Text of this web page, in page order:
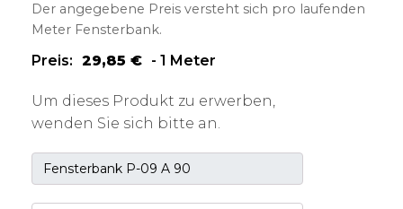
Der angegebene Preis versteht sich pro laufenden
Meter Fensterbank.
Preis: 29,85 € - 1 Meter
Um dieses Produkt zu erwerben,
wenden Sie sich bitte an.